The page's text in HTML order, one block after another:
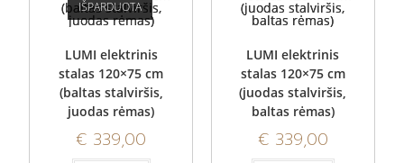
IŠPARDUOTA
LUMI elektrinis
stalas 120×75 cm
(baltas stalviršis,
juodas rėmas)
€ 339,00
LUMI elektrinis
stalas 120×75 cm
(juodas stalviršis,
baltas rėmas)
€339,00